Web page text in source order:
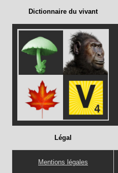
Dictionnaire du vivant
Légal
Mentions légales